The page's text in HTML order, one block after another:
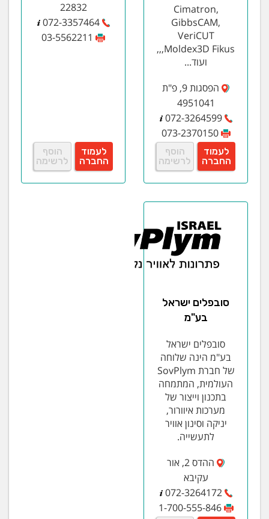
Cimatron,
GibbsCAM,
VeriCUT
,,Moldex3D Fikus,
ועוד...
הפסגות 9, פ"ת
4951041
072-3264599
073-2370150
לעמוד
החברה
הוסף
לרשימה
22832
072-3357464
03-5562211
לעמוד
החברה
הוסף
לרשימה
סובפלים ישראל
בע"מ
סובפלים ישראל
בע"מ הינה שלוחה
של חברת SovPlym
העולמית, המתמחה
בתכנון וייצור של
מערכות איוורור,
יניקה וסינון אוויר
לתעשייה.
ההדס 2, אור
עקיבא
072-3264172
1-700-555-846